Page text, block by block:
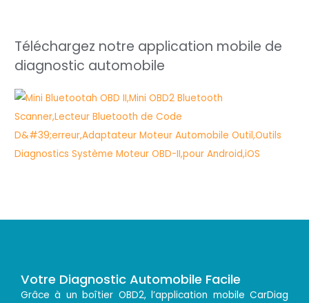
Téléchargez notre application mobile de
diagnostic automobile
Votre Diagnostic Automobile Facile
Grâce à un boîtier OBD2, l’application mobile CarDiag